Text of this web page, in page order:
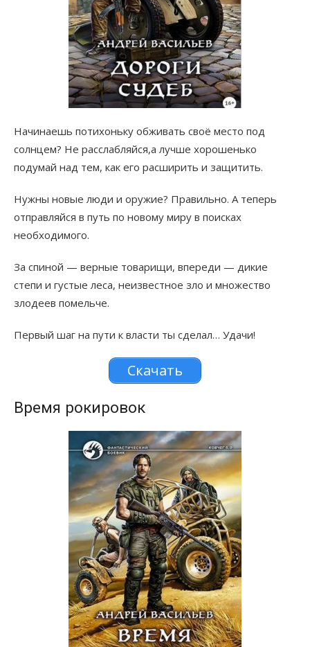
Начинаешь потихоньку обживать своё место под
солнцем? Не расслабляйся,а лучше хорошенько
подумай над тем, как его расширить и защитить.
Нужны новые люди и оружие? Правильно. А теперь
отправляйся в путь по новому миру в поисках
необходимого.
За спиной — верные товарищи, впереди — дикие
степи и густые леса, неизвестное зло и множество
злодеев помельче.
Первый шаг на пути к власти ты сделал… Удачи!
Скачать
Время рокировок